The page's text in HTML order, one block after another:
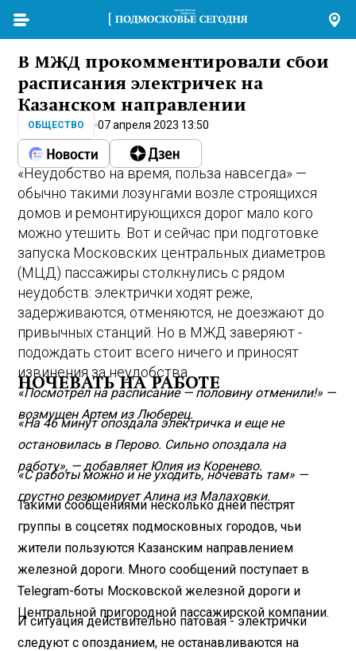
В МЖД прокомментировали сбои
расписания электричек на
Казанском направлении
ОБЩЕСТВО 07 апреля 2023 13:50
«Неудобство на время, польза навсегда» —
обычно такими лозунгами возле строящихся
домов и ремонтирующихся дорог мало кого
можно утешить. Вот и сейчас при подготовке
запуска Московских центральных диаметров
(МЦД) пассажиры столкнулись с рядом
неудобств: электрички ходят реже,
задерживаются, отменяются, не доезжают до
привычных станций. Но в МЖД заверяют -
подождать стоит всего ничего и приносят
извинения за неудобства.
НОЧЕВАТЬ НА РАБОТЕ
«Посмотрел на расписание — половину отменили!» —
возмущен Артем из Люберец.
«На 46 минут опоздала электричка и еще не
остановилась в Перово. Сильно опоздала на
работу», — добавляет Юлия из Коренево.
«С работы можно и не уходить, ночевать там» —
грустно резюмирует Алина из Малаховки.
Такими сообщениями несколько дней пестрят
группы в соцсетях подмосковных городов, чьи
жители пользуются Казанским направлением
железной дороги. Много сообщений поступает в
Telegram-боты Московской железной дороги и
Центральной пригородной пассажирской компании.
И ситуация действительно патовая - электрички
следуют с опозданием, не останавливаются на